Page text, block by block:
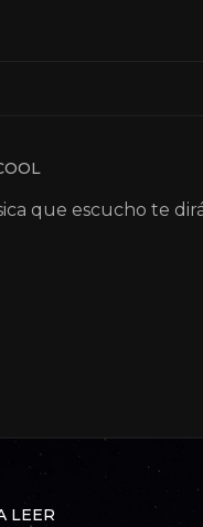
que escucho te
LEER